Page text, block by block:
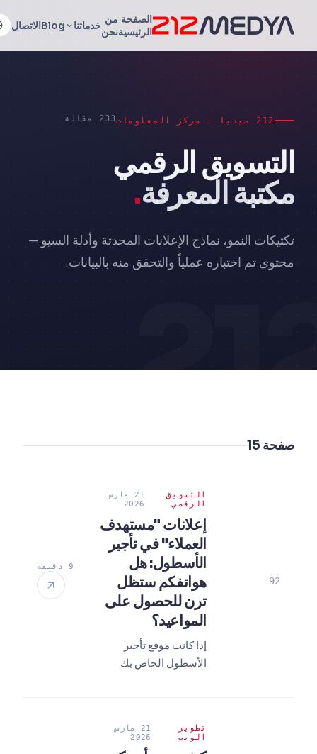
الصفحة
الرئيسية
من
نحنخدماتنا Blogالاتصال
212 ميديا — مركز المعلومات 233 مقالة
التسويق الرقمي
مكتبة المعرفة.
تكتيكات النمو، نماذج الإعلانات المحدثة وأدلة السيو —
محتوى تم اختباره عملياً والتحقق منه بالبيانات.
صفحة 15
92
التسويق
الرقمي
21 مارس
2026
إعلانات "مستهدف
العملاء" في تأجير
الأسطول: هل
هواتفكم ستظل
ترن للحصول على
المواعيد؟
إذا كانت موقع تأجير
الأسطول الخاص بك
تتبخر. اكتشف كيف
9 دقيقة
تطوير
الويب
21 مارس
2026